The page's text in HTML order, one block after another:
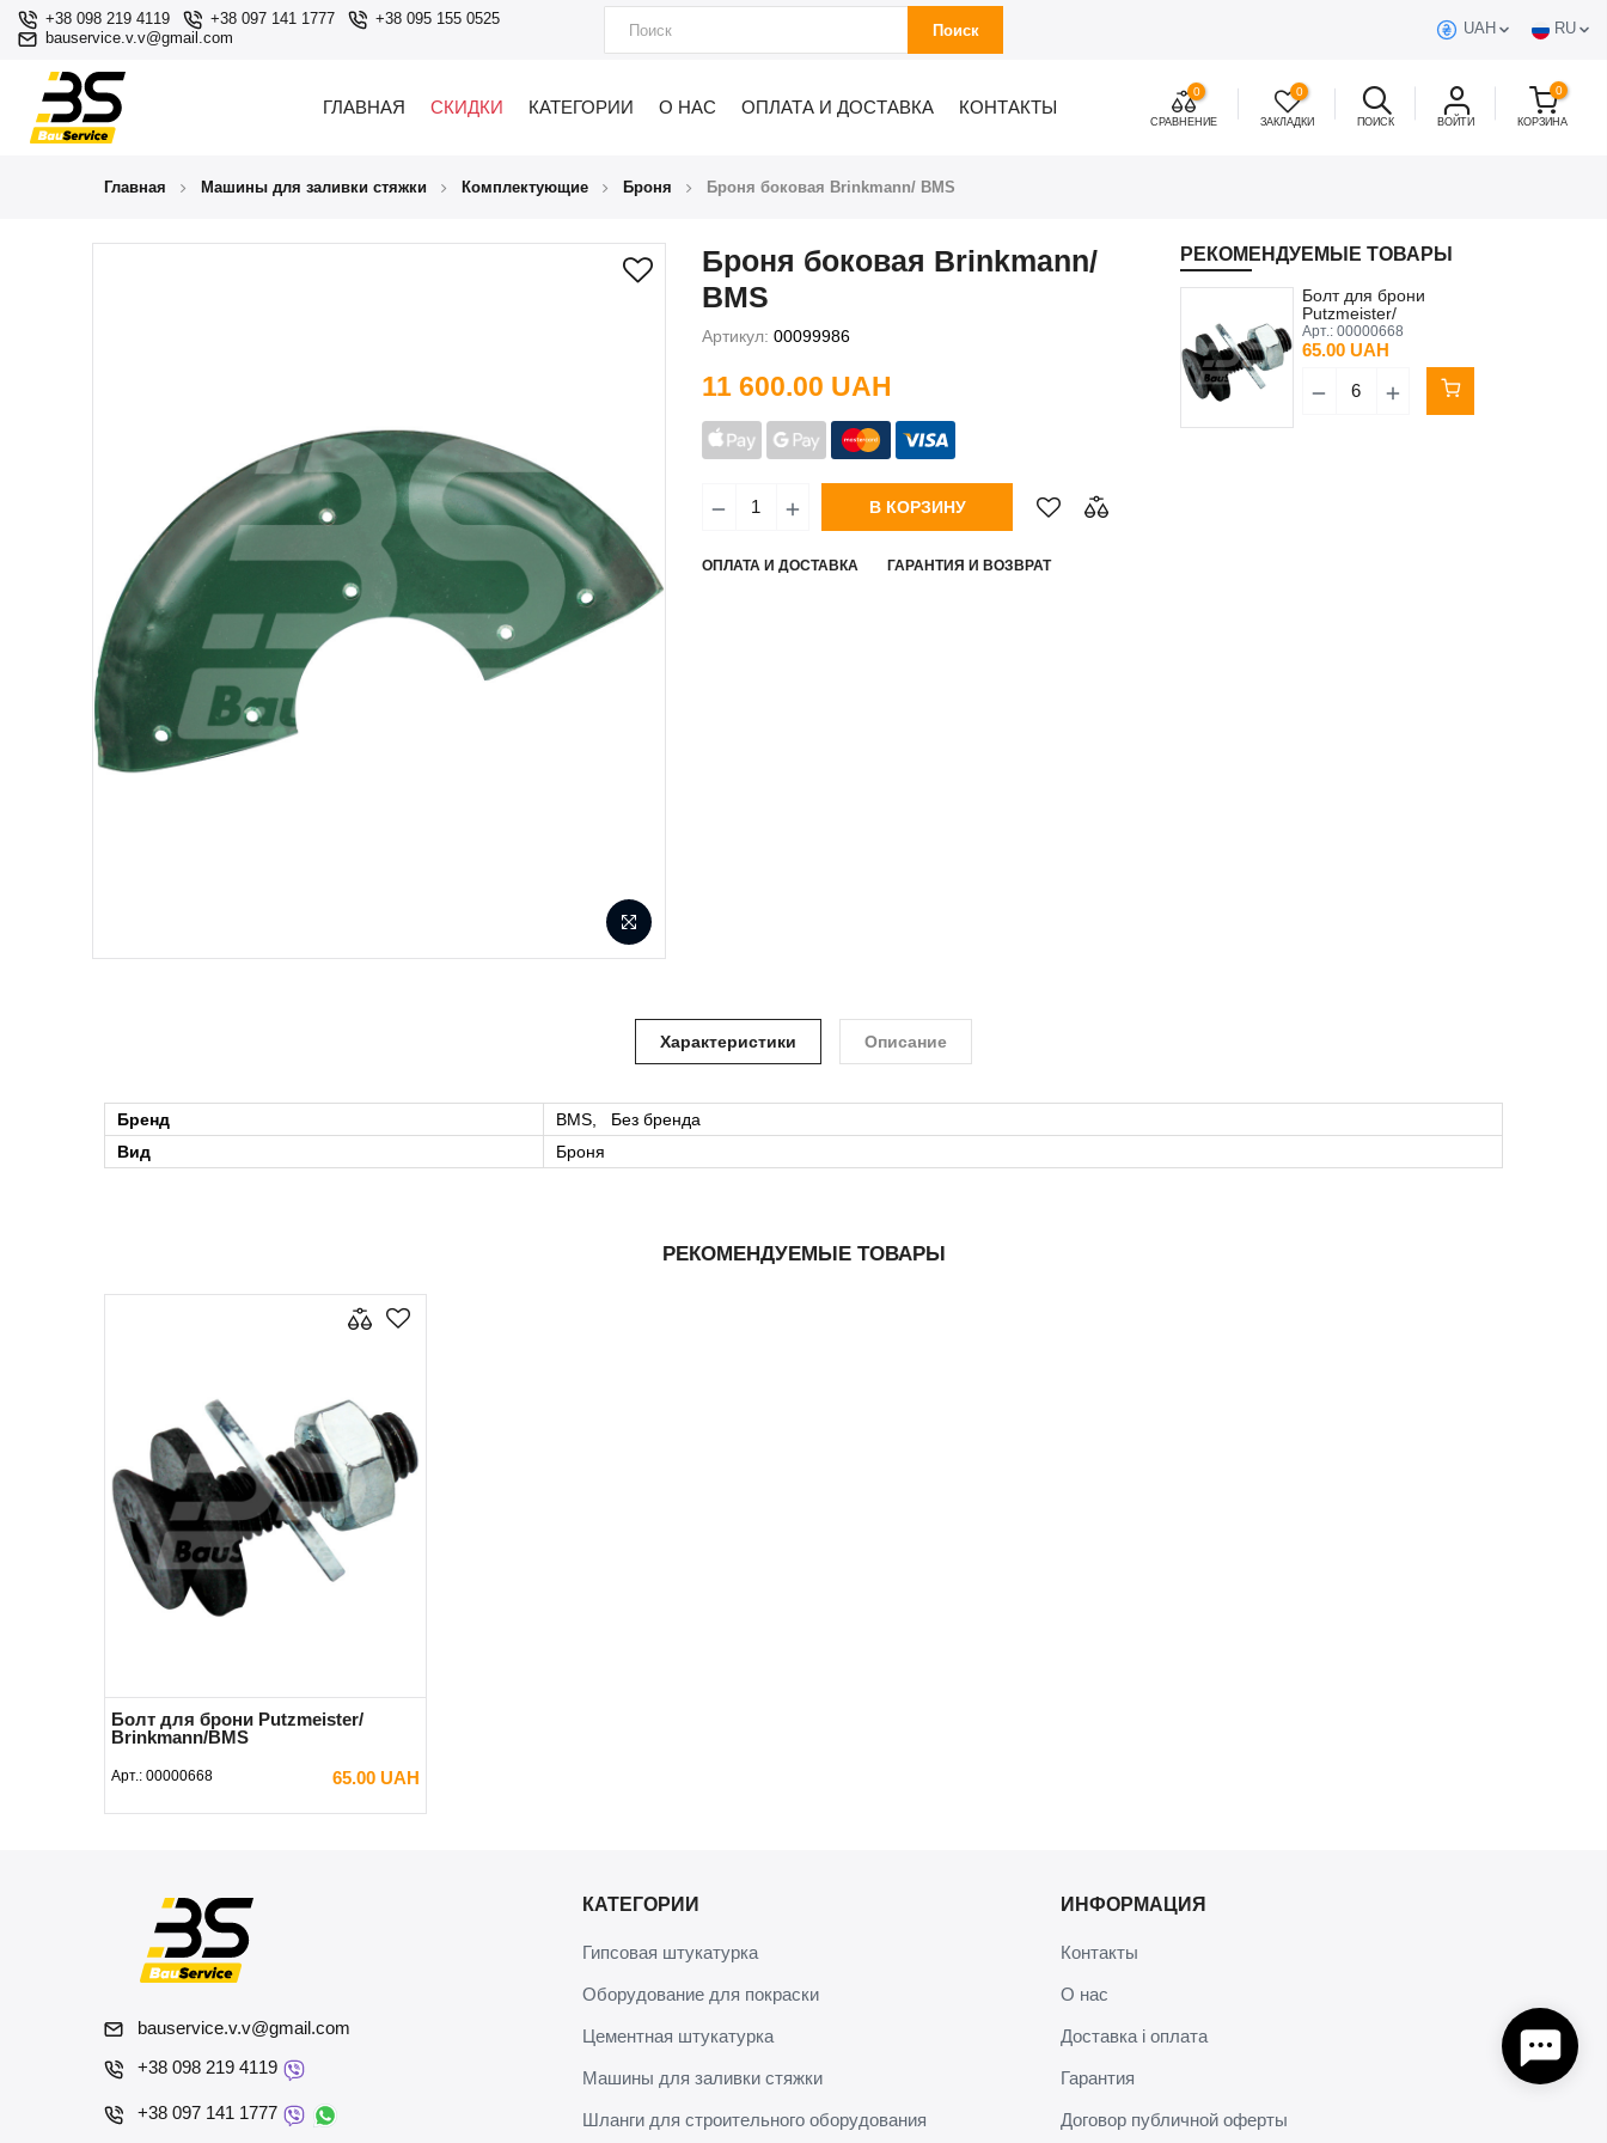
+38 098 219 4119 +38 097 141 1777
+38 095 155 0525
bauservice.v.v@gmail.com
Поиск UAH RU
ГЛАВНАЯ СКИДКИ КАТЕГОРИИ О НАС ОПЛАТА И ДОСТАВКА КОНТАКТЫ
0
СРАВНЕНИЕ
0
ЗАКЛАДКИ ПОИСК ВОЙТИ
0
КОРЗИНА
Главная Машины для заливки стяжки Комплектующие Броня Броня боковая Brinkmann/ BMS
Броня боковая Brinkmann/
BMS
Артикул: 00099986
11 600.00 UAH
В КОРЗИНУ
ОПЛАТА И ДОСТАВКА ГАРАНТИЯ И ВОЗВРАТ
РЕКОМЕНДУЕМЫЕ ТОВАРЫ
Болт для брони
Putzmeister/
Brinkmann/BMS
Арт.: 00000668
65.00 UAH
Характеристики Описание
Бренд
BMS, Без бренда
Вид
Броня
РЕКОМЕНДУЕМЫЕ ТОВАРЫ
Болт для брони Putzmeister/
Brinkmann/BMS
Арт.: 00000668 65.00 UAH
В КОРЗИНУ
bauservice.v.v@gmail.com
+38 098 219 4119
+38 097 141 1777
КАТЕГОРИИ
Гипсовая штукатурка
Оборудование для покраски
Цементная штукатурка
Машины для заливки стяжки
Шланги для строительного оборудования
ИНФОРМАЦИЯ
Контакты
О нас
Доставка і оплата
Гарантия
Договор публичной оферты